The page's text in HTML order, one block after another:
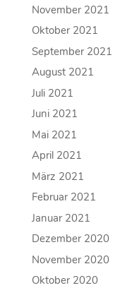
November 2021
Oktober 2021
September 2021
August 2021
Juli 2021
Juni 2021
Mai 2021
April 2021
März 2021
Februar 2021
Januar 2021
Dezember 2020
November 2020
Oktober 2020